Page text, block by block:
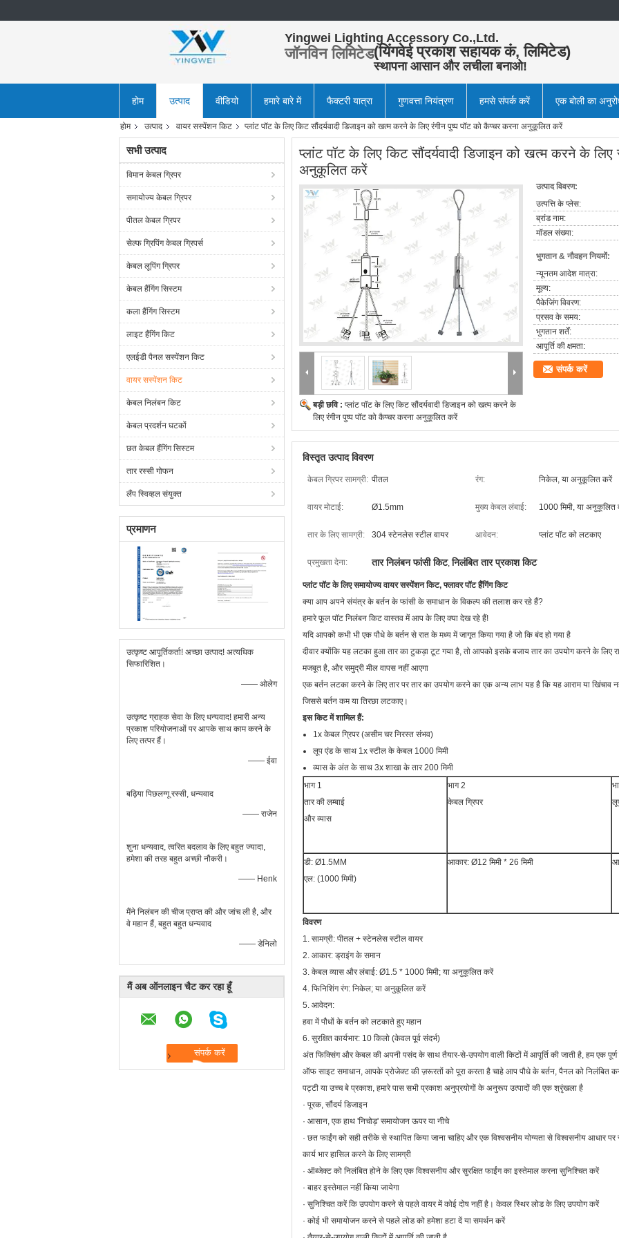
Yingwei Lighting Accessory Co.,Ltd.
जॉनविन लिमिटेड(यिंगवेई प्रकाश सहायक कं, लिमिटेड)
स्थापना आसान और लचीला बनाओ!
होम उत्पाद वीडियो हमारे बारे में फैक्टरी यात्रा गुणवत्ता नियंत्रण हमसे संपर्क करें एक बोली का
होम उत्पाद वायर सस्पेंशन किट प्लांट पॉट के लिए किट सौंदर्यवादी डिजाइन को खत्म करने के लिए रंगीन पुष्प पॉट को कैप्चर करना अनुकूलित करें
सभी उत्पाद
विमान केबल ग्रिपर
समायोज्य केबल ग्रिपर
पीतल केबल ग्रिपर
सेल्फ ग्रिपिंग केबल ग्रिपर्स
केबल लूपिंग ग्रिपर
केबल हैंगिंग सिस्टम
कला हैंगिंग सिस्टम
लाइट हैंगिंग किट
एलईडी पैनल सस्पेंशन किट
वायर सस्पेंशन किट
केबल निलंबन किट
केबल प्रदर्शन घटकों
छत केबल हैंगिंग सिस्टम
तार रस्सी गोफन
लैंप स्विव्हल संयुक्त
प्रमाणन
उत्कृष्ट आपूर्तिकर्ता! अच्छा उत्पाद! अत्यधिक
सिफारिशित।
—— ओलेग
उत्कृष्ट ग्राहक सेवा के लिए धन्यवाद! हमारी अन्य
प्रकाश परियोजनाओं पर आपके साथ काम करने के
लिए तत्पर हैं।
—— ईवा
बढ़िया पिछलग्गू रस्सी, धन्यवाद
—— राजेन
शुना धन्यवाद, त्वरित बदलाव के लिए बहुत ज्यादा,
हमेशा की तरह बहुत अच्छी नौकरी।
—— Henk
मैंने निलंबन की चीज प्राप्त की और जांच ली है, और
वे महान हैं, बहुत बहुत धन्यवाद
—— डेनिलो
मैं अब ऑनलाइन चैट कर रहा हूँ
प्लांट पॉट के लिए किट सौंदर्यवादी डिजाइन को खत्म करने के लिए
अनुकूलित करें
बड़ी छवि : प्लांट पॉट के लिए किट सौंदर्यवादी डिजाइन को खत्म करने के
लिए रंगीन पुष्प पॉट को कैप्चर करना अनुकूलित करें
उत्पाद विवरण:
उत्पत्ति के प्लेस:
ब्रांड नाम:
मॉडल संख्या:
भुगतान & नौवहन नियमों:
न्यूनतम आदेश मात्रा:
मूल्य:
पैकेजिंग विवरण:
प्रसव के समय:
भुगतान शर्तें:
आपूर्ति की क्षमता:
संपर्क करें
विस्तृत उत्पाद विवरण
केबल ग्रिपर सामग्री: पीतल रंग: निकेल, या अनुकूलित करें
वायर मोटाई: Ø1.5mm मुख्य केबल लंबाई: 1000 मिमी, या अनुकूलित
तार के लिए सामग्री: 304 स्टेनलेस स्टील वायर आवेदन: प्लांट पॉट को लटकाए
प्रमुखता देना: तार निलंबन फांसी किट,निलंबित तार प्रकाश किट
प्लांट पॉट के लिए समायोज्य वायर सस्पेंशन किट, फ्लावर पॉट हैंगिंग किट
क्या आप अपने संयंत्र के बर्तन के फांसी के समाधान के विकल्प की तलाश कर रहे हैं?
हमारे फूल पॉट निलंबन किट वास्तव में आप के लिए क्या देख रहे हैं!
यदि आपको कभी भी एक पौधे के बर्तन से रात के मध्य में जागृत किया गया है जो कि बंद हो गया है
दीवार क्योंकि यह लटका हुआ तार का टुकड़ा टूट गया है, तो आपको इसके बजाय तार का उपयोग करने के लिए
मजबूत है, और समुद्री मील वापस नहीं आएगा
एक बर्तन लटका करने के लिए तार पर तार का उपयोग करने का एक अन्य लाभ यह है कि यह आराम या खिंचाव
जिससे बर्तन कम या तिरछा लटकाए।
इस किट में शामिल हैं:
1x केबल ग्रिपर (असीम चर निरस्त संभव)
लूप एंड के साथ 1x स्टील के केबल 1000 मिमी
व्यास के अंत के साथ 3x शाखा के तार 200 मिमी
भाग 1
तार की लम्बाई
और व्यास
भाग 2
केबल ग्रिपर
डी: Ø1.5MM
एल: (1000 मिमी)
आकार: Ø12 मिमी * 26 मिमी
विवरण
1. सामग्री: पीतल + स्टेनलेस स्टील वायर
2. आकार: ड्राइंग के समान
3. केबल व्यास और लंबाई: Ø1.5 * 1000 मिमी; या अनुकूलित करें
4. फिनिशिंग रंग: निकेल; या अनुकूलित करें
5. आवेदन:
हवा में पौधों के बर्तन को लटकाते हुए महान
6. सुरक्षित कार्यभार: 10 किलो (केवल पूर्व संदर्भ)
अंत फिक्सिंग और केबल की अपनी पसंद के साथ तैयार-से-उपयोग वाली किटों में आपूर्ति की जाती है, हम एक पूर्ण
ऑफ साइट समाधान, आपके प्रोजेक्ट की ज़रूरतों को पूरा करता है चाहे आप पौधे के बर्तन, पैनल को निलंबित
पट्टी या उच्च बे प्रकाश, हमारे पास सभी प्रकाश अनुप्रयोगों के अनुरूप उत्पादों की एक श्रृंखला है
· पूरक, सौंदर्य डिजाइन
· आसान, एक हाथ 'निचोड़' समायोजन ऊपर या नीचे
· छत फाईंग को सही तरीके से स्थापित किया जाना चाहिए और एक विश्वसनीय योग्यता से विश्वसनीय आधार पर
कार्य भार हासिल करने के लिए सामग्री
· ऑब्जेक्ट को निलंबित होने के लिए एक विश्वसनीय और सुरक्षित फाईंग का इस्तेमाल करना सुनिश्चित करें
· बाहर इस्तेमाल नहीं किया जायेगा
· सुनिश्चित करें कि उपयोग करने से पहले वायर में कोई दोष नहीं है। केवल स्थिर लोड के लिए उपयोग करें
· कोई भी समायोजन करने से पहले लोड को हमेशा हटा दें या समर्थन करें